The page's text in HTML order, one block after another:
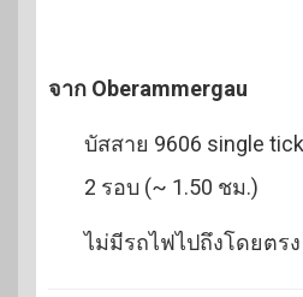
จาก Oberammergau
บัสสาย 9606 single
2 รอบ (~ 1.50 ชม.)
ไม่มีรถไฟไปถึงโดยตร